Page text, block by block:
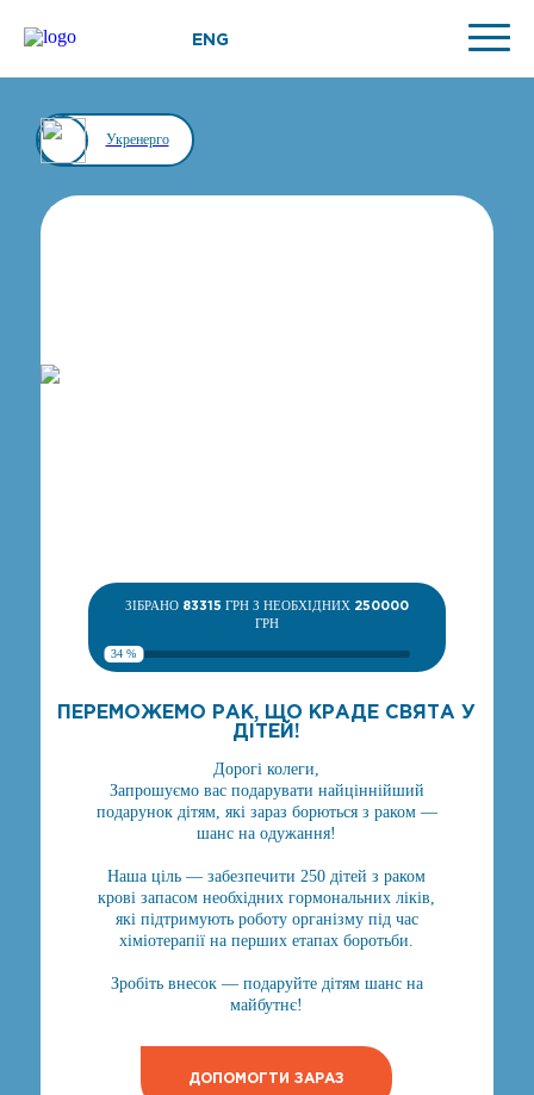
ENG
Укренерго
ЗІБРАНО 83315 ГРН З НЕОБХІДНИХ 250000
ГРН
34 %
ПЕРЕМОЖЕМО РАК, ЩО КРАДЕ СВЯТА У
ДІТЕЙ!
Дорогі колеги,
Запрошуємо вас подарувати найціннійший
подарунок дітям, які зараз борються з раком —
шанс на одужання!
Наша ціль — забезпечити 250 дітей з раком
крові запасом необхідних гормональних ліків,
які підтримують роботу організму під час
хіміотерапії на перших етапах боротьби.
Зробіть внесок — подаруйте дітям шанс на
майбутнє!
ДОПОМОГТИ ЗАРАЗ